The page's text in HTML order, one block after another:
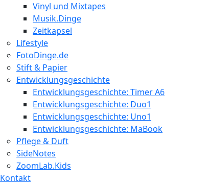
Vinyl und Mixtapes
Musik.Dinge
Zeitkapsel
Lifestyle
FotoDinge.de
Stift & Papier
Entwicklungsgeschichte
Entwicklungsgeschichte: Timer A6
Entwicklungsgeschichte: Duo1
Entwicklungsgeschichte: Uno1
Entwicklungsgeschichte: MaBook
Pflege & Duft
SideNotes
ZoomLab.Kids
Kontakt